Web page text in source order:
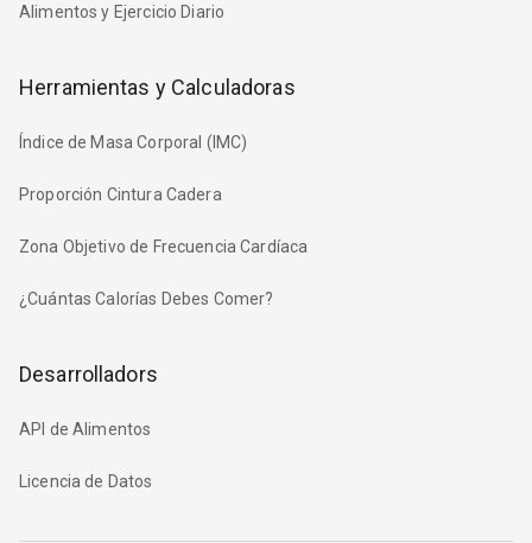
Alimentos y Ejercicio Diario
Herramientas y Calculadoras
Índice de Masa Corporal (IMC)
Proporción Cintura Cadera
Zona Objetivo de Frecuencia Cardíaca
¿Cuántas Calorías Debes Comer?
Desarrolladors
API de Alimentos
Licencia de Datos